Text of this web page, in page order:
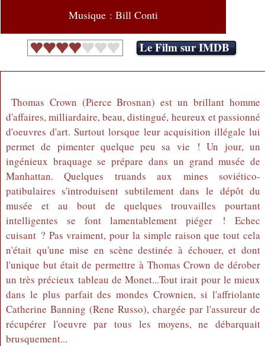
Musique : Bill Conti
Le Film sur IMDB
Thomas Crown (Pierce Brosnan) est un brillant homme
d'affaires, milliardaire, beau, distingué, heureux et passionné
d'oeuvres d'art. Surtout lorsque leur acquisition illégale lui
permet de pimenter quelque peu sa vie ! Un jour, un
ingénieux braquage se prépare dans un grand musée de
Manhattan. Quelques truands aux mines soviético-
patibulaires s'introduisent subtilement dans le dépôt du
musée et au bout de quelques trouvailles pourtant
intelligentes se font lamentablement piéger ! Echec
cuisant ? Pas vraiment, pour la simple raison que tout cela
n'était qu'une mise en scène destinée à échouer, et dont
l'unique but était de permettre à Thomas Crown de dérober
un très précieux tableau de Monet...Tout irait pour le mieux
dans le plus parfait des mondes Crownien, si l'affriolante
Catherine Banning (Rene Russo), chargée par l'assureur de
récupérer l'oeuvre par tous les moyens, ne débarquait
brusquement...